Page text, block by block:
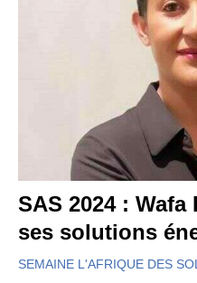
SAS 2024 :
ses solutions
SEMAINE L'AFRIQUE DES